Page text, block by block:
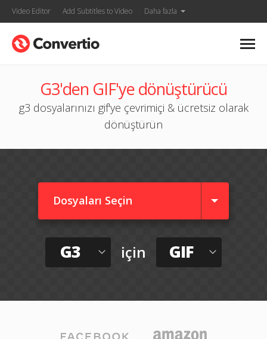
Video Editor Add Subtitles to Video Daha fazla
G3'den GIF'ye dönüştürücü
g3 dosyalarınızı gif'ye çevrimiçi & ücretsiz olarak
dönüştürün
Dosyaları Seçin
G3 için GIF